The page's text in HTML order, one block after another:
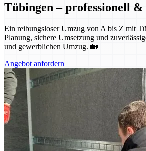
Tübingen – professionell &
Ein reibungsloser Umzug von A bis Z mit
Planung, sichere Umsetzung und
und gewerblichen Umzug. 🏡
Angebot anfordern